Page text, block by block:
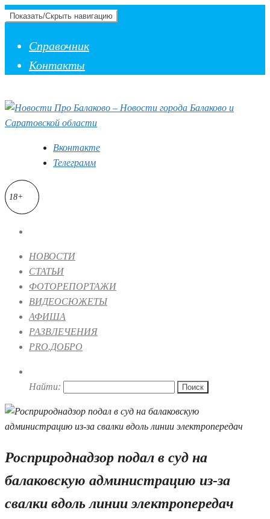
Показать/Скрыть навигацию
Справочник
Контакты
Вконтакте
Телеграмм
18+
НОВОСТИ
СТАТЬИ
ФОТОРЕПОРТАЖИ
ВИДЕОСЮЖЕТЫ
АФИША
РАЗВЛЕЧЕНИЯ
PRO.ДОБРО
Найти:
Росприроднадзор подал в суд на
балаковскую администрацию из-за
свалки вдоль линии электропередач